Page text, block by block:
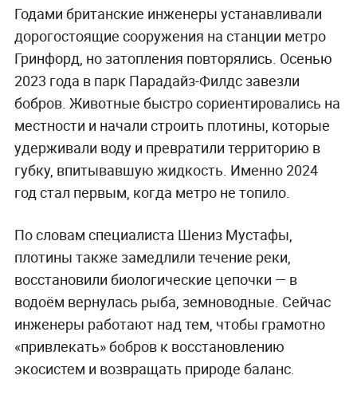
Годами британские инженеры устанавливали
дорогостоящие сооружения на станции метро
Гринфорд, но затопления повторялись. Осенью
2023 года в парк Парадайз-Филдс завезли
бобров. Животные быстро сориентировались на
местности и начали строить плотины, которые
удерживали воду и превратили территорию в
губку, впитывавшую жидкость. Именно 2024
год стал первым, когда метро не топило.
По словам специалиста Шениз Мустафы,
плотины также замедлили течение реки,
восстановили биологические цепочки — в
водоём вернулась рыба, земноводные. Сейчас
инженеры работают над тем, чтобы грамотно
«привлекать» бобров к восстановлению
экосистем и возвращать природе баланс.